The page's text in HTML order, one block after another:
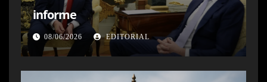
informe
08/06/2026 EDITORIAL